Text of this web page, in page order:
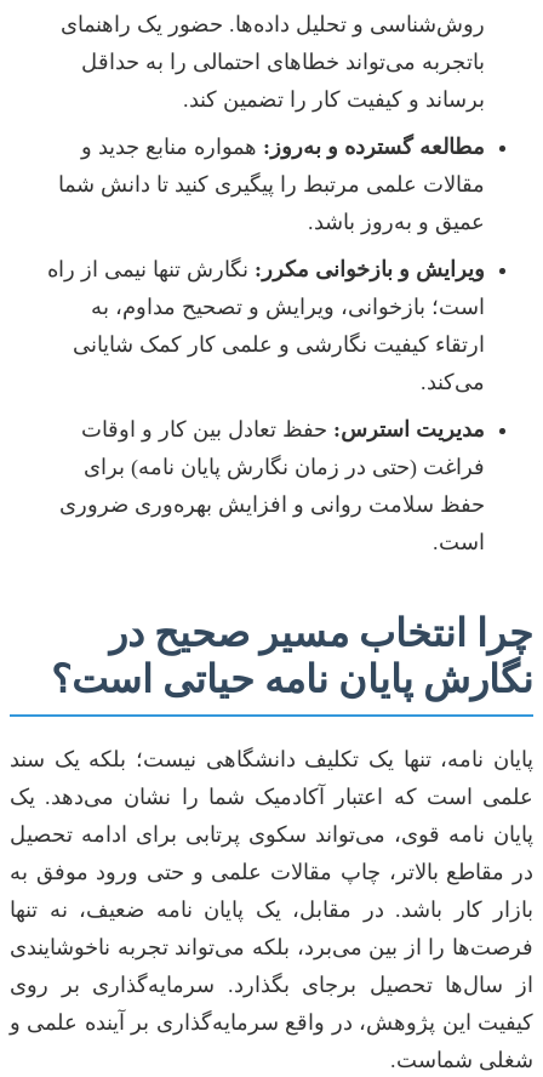
روش‌شناسی و تحلیل داده‌ها. حضور یک راهنمای
باتجربه می‌تواند خطاهای احتمالی را به حداقل
برساند و کیفیت کار را تضمین کند.
مطالعه گسترده و به‌روز: همواره منابع جدید و
مقالات علمی مرتبط را پیگیری کنید تا دانش شما
عمیق و به‌روز باشد.
ویرایش و بازخوانی مکرر: نگارش تنها نیمی از راه
است؛ بازخوانی، ویرایش و تصحیح مداوم، به
ارتقاء کیفیت نگارشی و علمی کار کمک شایانی
می‌کند.
مدیریت استرس: حفظ تعادل بین کار و اوقات
فراغت (حتی در زمان نگارش پایان نامه) برای
حفظ سلامت روانی و افزایش بهره‌وری ضروری
است.
چرا انتخاب مسیر صحیح در
نگارش پایان نامه حیاتی است؟
پایان نامه، تنها یک تکلیف دانشگاهی نیست؛ بلکه یک سند
علمی است که اعتبار آکادمیک شما را نشان می‌دهد. یک
پایان نامه قوی، می‌تواند سکوی پرتابی برای ادامه تحصیل
در مقاطع بالاتر، چاپ مقالات علمی و حتی ورود موفق به
بازار کار باشد. در مقابل، یک پایان نامه ضعیف، نه تنها
فرصت‌ها را از بین می‌برد، بلکه می‌تواند تجربه ناخوشایندی
از سال‌ها تحصیل برجای بگذارد. سرمایه‌گذاری بر روی
کیفیت این پژوهش، در واقع سرمایه‌گذاری بر آینده علمی و
شغلی شماست.